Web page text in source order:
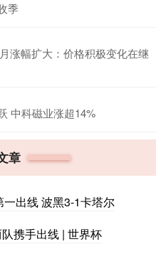
季
涨幅扩大：价格积极变化在继
中科磁业涨超14%
章
出线 波黑3-1卡塔尔
携手出线 | 世界杯